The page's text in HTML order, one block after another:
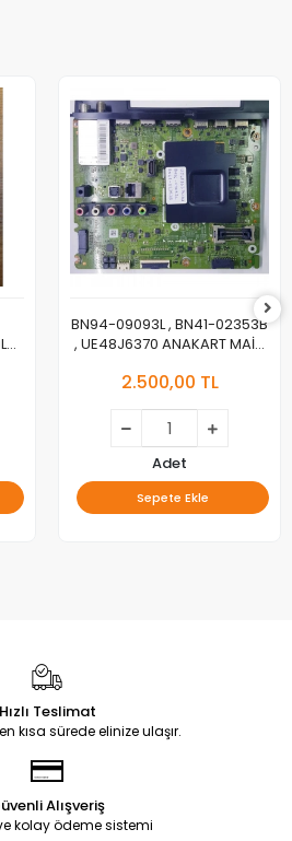
BN94-09093L , BN41-02353B
, UE48J6370 ANAKART MAİN
2.500,00 TL
Adet
Sepete Ekle
Hızlı Teslimat
kısa sürede elinize ulaşır.
Alışveriş
kolay ödeme sistemi